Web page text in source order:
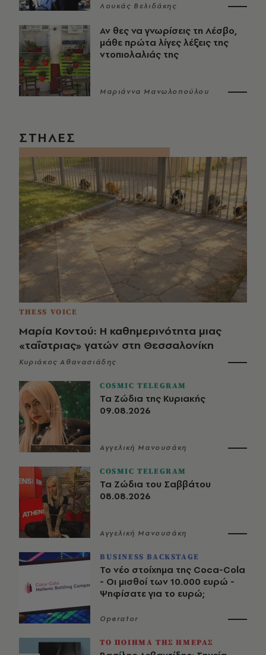
Λουκάς Βελιδάκης
Αν θες να γνωρίσεις τη Λέσβο,
μάθε πρώτα λίγες λέξεις της
ντοπιολαλιάς της
Μαριάννα Μανωλοπούλου
ΣΤΗΛΕΣ
THESS VOICE
Μαρία Κοντού: Η καθημερινότητα μιας
«ταΐστριας» γατών στη Θεσσαλονίκη
Κυριάκος Αθανασιάδης
COSMIC TELEGRAM
Τα Ζώδια της Κυριακής
09.08.2026
Αγγελική Μανουσάκη
COSMIC TELEGRAM
Τα Ζώδια του Σαββάτου
08.08.2026
Αγγελική Μανουσάκη
BUSINESS BACKSTAGE
Το νέο στοίχημα της Coca-Cola
- Οι μισθοί των 10.000 ευρώ -
Ψηφίσατε για το ευρώ;
Operator
ΤΟ ΠΟΙΗΜΑ ΤΗΣ ΗΜΕΡΑΣ